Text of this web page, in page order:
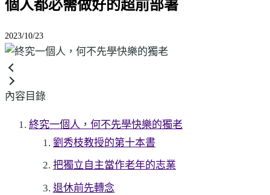
個人都必需做好的超前部署
2023/10/23
內容目錄
終究一個人，何不先學快樂的獨老
劉秀枝教授的第十本書
把獨立自主當作老年的志業
退休前先轉念